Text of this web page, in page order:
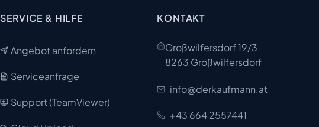
SERVICE & HILFE
Angebot anfordern
Serviceanfrage
Support (TeamViewer)
KONTAKT
Großwilfersdorf 19/3
8263 Großwilfersdorf
info@derkaufmann.at
+43 664 2557441